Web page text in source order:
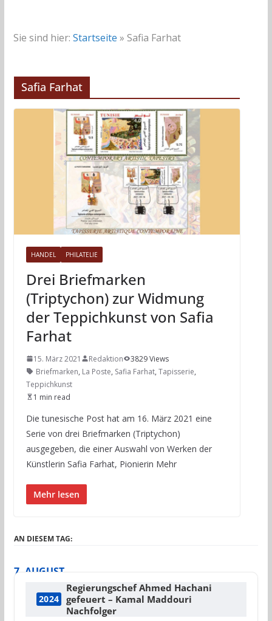
Sie sind hier: Startseite » Safia Farhat
Safia Farhat
HANDEL PHILATELIE
Drei Briefmarken
(Triptychon) zur Widmung
der Teppichkunst von Safia
Farhat
15. März 2021 Redaktion
3829 Views
Briefmarken, La Poste, Safia Farhat, Tapisserie,
Teppichkunst
1 min read
Die tunesische Post hat am 16. März 2021 eine
Serie von drei Briefmarken (Triptychon)
ausgegeben, die einer Auswahl von Werken der
Künstlerin Safia Farhat, Pionierin Mehr
Mehr lesen
AN DIESEM TAG:
7. AUGUST
2024
Regierungschef Ahmed Hachani
gefeuert – Kamal Maddouri
Nachfolger